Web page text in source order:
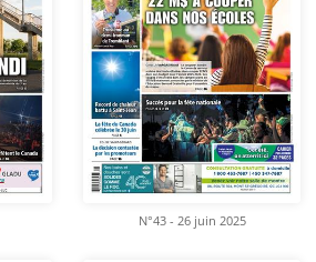
N°43 - 26 juin 2025